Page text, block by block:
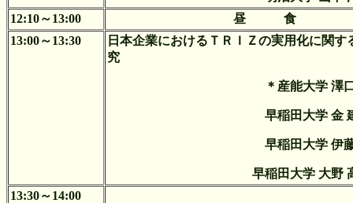
12:10～13:00
昼 食
13:00～13:30
日本企業におけるＴＲＩＺの実用化に関す
究
＊産能大学 澤
早稲田大学 金
早稲田大学 伊
早稲田大学 大野
13:30～14:00